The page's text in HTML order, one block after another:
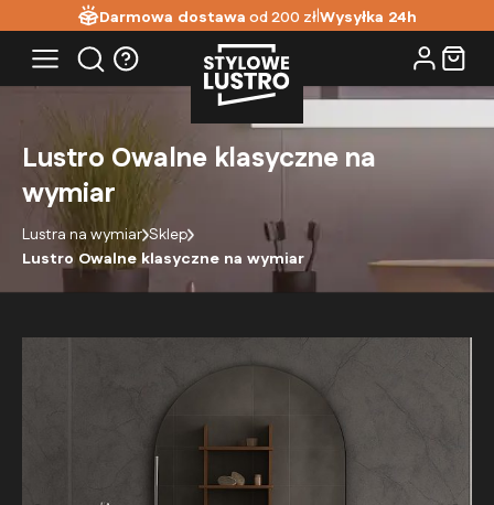
Darmowa dostawa od 200 zł|Wysyłka 24h
Lustro Owalne klasyczne na
wymiar
Lustra na wymiar Sklep
Lustro Owalne klasyczne na wymiar